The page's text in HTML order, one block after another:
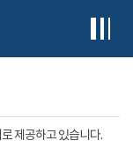
제공하고 있습니다.